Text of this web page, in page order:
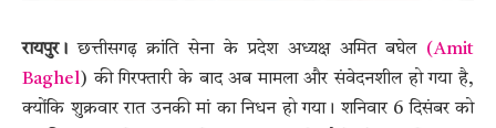
रायपुर। छत्तीसगढ़ क्रांति सेना के प्रदेश अध्यक्ष अमित बघेल(Amit
Baghel) की गिरफ्तारी के बाद अब मामला और संवेदनशील हो गया है,
क्योंकि शुक्रवार रात उनकी मां का निधन हो गया। शनिवार 6 दिसंबर को